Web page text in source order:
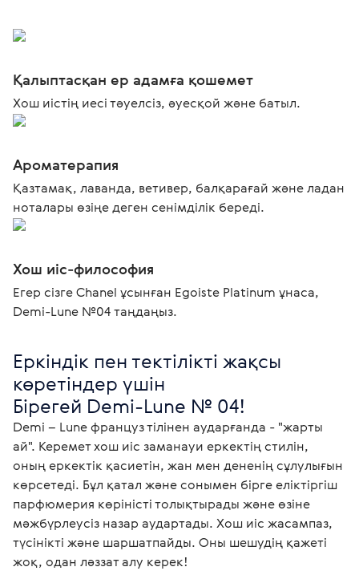
Қалыптасқан ер адамға қошемет
Хош иістің иесі тәуелсіз, әуесқой және батыл.
Ароматерапия
Қазтамақ, лаванда, ветивер, балқарағай және ладан
ноталары өзіңе деген сенімділік береді.
Хош иіс-философия
Егер сізге Chanel ұсынған Egoiste Platinum ұнаса,
Demi-Lune №04 таңдаңыз.
Еркіндік пен тектілікті жақсы
көретіндер үшін
Бірегей Demi-Lune № 04!
Demi – Lune француз тілінен аударғанда - "жарты
ай". Керемет хош иіс заманауи еркектің стилін,
оның еркектік қасиетін, жан мен дененің сұлулығын
көрсетеді. Бұл қатал және сонымен бірге еліктіргіш
парфюмерия көріністі толықтырады және өзіне
мәжбүрлеусіз назар аудартады. Хош иіс жасампаз,
түсінікті және шаршатпайды. Оны шешудің қажеті
жоқ, одан ләззат алу керек!